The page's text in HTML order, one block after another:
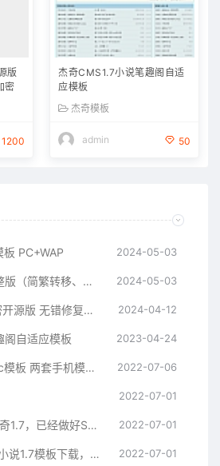
版
密
1200
杰奇CMS1.7小说笔趣阁自适
应模板
杰奇模板
admin 50
PC+WAP 2024-05-03
船说4.2破解开源完整版（简繁转移、长尾词插件、开源无加密 2024-05-03
杰奇3.0|3.1GBK解密开源版 无错修复版 全部源码非加密 2024-04-12
阁自适应模板 2023-04-24
狂雨CMS小说一套pc模板 两套手机模板(白色,蓝色) 2022-07-06
2022-07-01
棉花糖小说模板，杰奇1.7，已经做好SEO和网页优化。支持伪静态 2022-07-01
小说520模板，杰奇小说1.7模板下载，已做SEO优化 2022-07-01